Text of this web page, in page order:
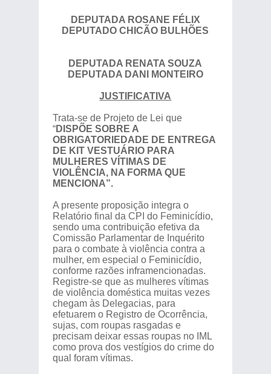
DEPUTADA ROSANE FÉLIX
DEPUTADO CHICÃO BULHÕES
DEPUTADA RENATA SOUZA
DEPUTADA DANI MONTEIRO
JUSTIFICATIVA
Trata-se de Projeto de Lei que
“DISPÕE SOBRE A
OBRIGATORIEDADE DE ENTREGA
DE KIT VESTUÁRIO PARA
MULHERES VÍTIMAS DE
VIOLÊNCIA, NA FORMA QUE
MENCIONA”.
A presente proposição integra o
Relatório final da CPI do Feminicídio,
sendo uma contribuição efetiva da
Comissão Parlamentar de Inquérito
para o combate à violência contra a
mulher, em especial o Feminicídio,
conforme razões inframencionadas.
Registre-se que as mulheres vítimas
de violência doméstica muitas vezes
chegam às Delegacias, para
efetuarem o Registro de Ocorrência,
sujas, com roupas rasgadas e
precisam deixar essas roupas no IML
como prova dos vestígios do crime do
qual foram vítimas.